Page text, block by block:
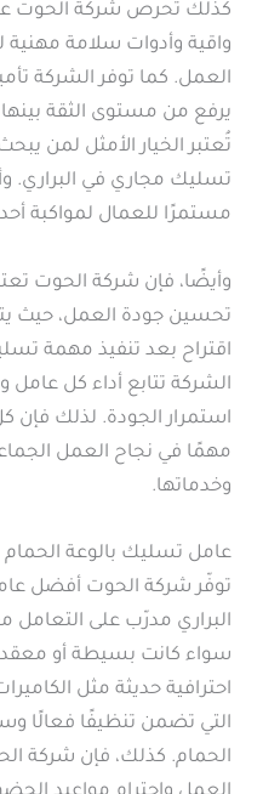
كذلك تحرص شركة الحوت
واقية وأدوات سلامة مهنية
العمل. كما توفر الشركة
يرفع من مستوى الثقة بينها
تُعتبر الخيار الأمثل لمن
تسليك مجاري في البراري.
مستمرًا للعمال لمواكبة
وأيضًا، فإن شركة الحوت
تحسين جودة العمل، حيث
اقتراح بعد تنفيذ مهمة
الشركة تتابع أداء كل
استمرار الجودة. لذلك فإن
مهمًا في نجاح العمل
وخدماتها.
عامل تسليك بالوعة الحمام
توفّر شركة الحوت أفضل
البراري مدرّب على التعامل
سواء كانت بسيطة أو
احترافية حديثة مثل
التي تضمن تنظيفًا فعالًا
الحمام. كذلك، فإن شركة